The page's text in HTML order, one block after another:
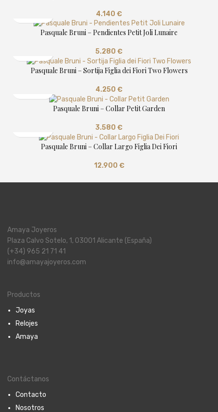
4.140 €
Pasquale Bruni – Pendientes Petit Joli Lunaire
5.280 €
Pasquale Bruni – Sortija Figlia dei Fiori Two Flowers
4.250 €
Pasquale Bruni – Collar Petit Garden
3.580 €
Pasquale Bruni – Collar Largo Figlia Dei Fiori
12.900 €
Amaya Joyeros
Plaza Calvo Sotelo, 1, 03001 Alicante (España)
(+34) 965 21 71 41
info@amayajoyeros.com
Productos
Joyas
Relojes
Amaya
Contáctanos
Contacto
Nosotros